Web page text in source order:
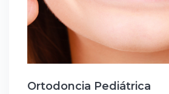
Ortodoncia Pediátrica